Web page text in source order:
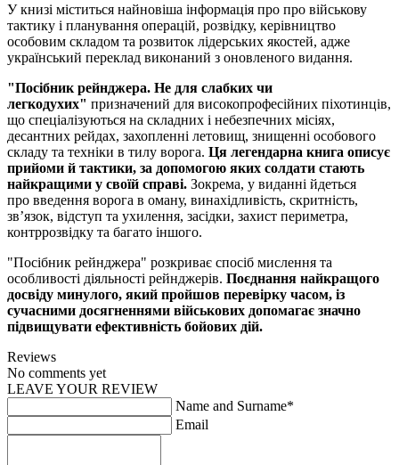
У книзі міститься найновіша інформація про про військову
тактику і планування операцій, розвідку, керівництво
особовим складом та розвиток лідерських якостей, адже
український переклад виконаний з оновленого видання.
"Посібник рейнджера. Не для слабких чи
легкодухих" призначений для високопрофесійних піхотинців,
що спеціалізуються на складних і небезпечних місіях,
десантних рейдах, захопленні летовищ, знищенні особового
складу та техніки в тилу ворога. Ця легендарна книга описує
прийоми й тактики, за допомогою яких солдати стають
найкращими у своїй справі. Зокрема, у виданні йдеться
про введення ворога в оману, винахідливість, скритність,
зв’язок, відступ та ухилення, засідки, захист периметра,
контррозвідку та багато іншого.
"Посібник рейнджера" розкриває спосіб мислення та
особливості діяльності рейнджерів. Поєднання найкращого
досвіду минулого, який пройшов перевірку часом, із
сучасними досягненнями військових допомагає значно
підвищувати ефективність бойових дій.
Reviews
No comments yet
LEAVE YOUR REVIEW
Name and Surname*
Email